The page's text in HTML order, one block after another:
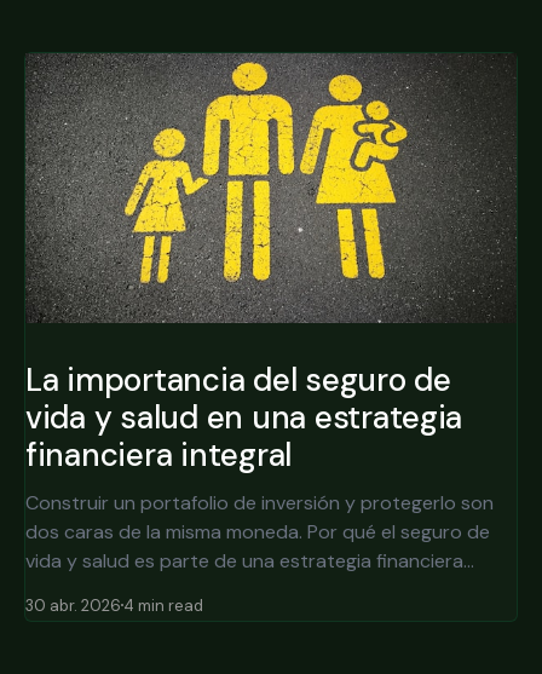
La importancia del seguro de
vida y salud en una estrategia
financiera integral
Construir un portafolio de inversión y protegerlo son
dos caras de la misma moneda. Por qué el seguro de
vida y salud es parte de una estrategia financiera
30 abr. 2026 4 min read